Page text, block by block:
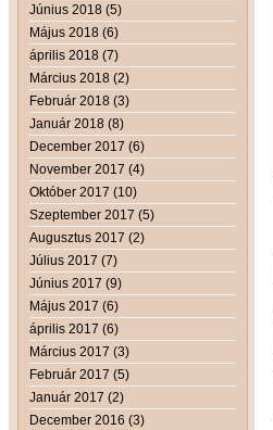
Június 2018 (5)
Május 2018 (6)
április 2018 (7)
Március 2018 (2)
Február 2018 (3)
Január 2018 (8)
December 2017 (6)
November 2017 (4)
Október 2017 (10)
Szeptember 2017 (5)
Augusztus 2017 (2)
Július 2017 (7)
Június 2017 (9)
Május 2017 (6)
április 2017 (6)
Március 2017 (3)
Február 2017 (5)
Január 2017 (2)
December 2016 (3)